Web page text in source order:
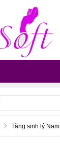
Tăng sinh lý Nam